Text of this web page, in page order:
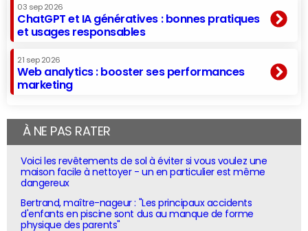
03 sep 2026
ChatGPT et IA génératives : bonnes pratiques
et usages responsables
21 sep 2026
Web analytics : booster ses performances
marketing
À NE PAS RATER
Voici les revêtements de sol à éviter si vous voulez une
maison facile à nettoyer - un en particulier est même
dangereux
Bertrand, maître-nageur : "Les principaux accidents
d'enfants en piscine sont dus au manque de forme
physique des parents"